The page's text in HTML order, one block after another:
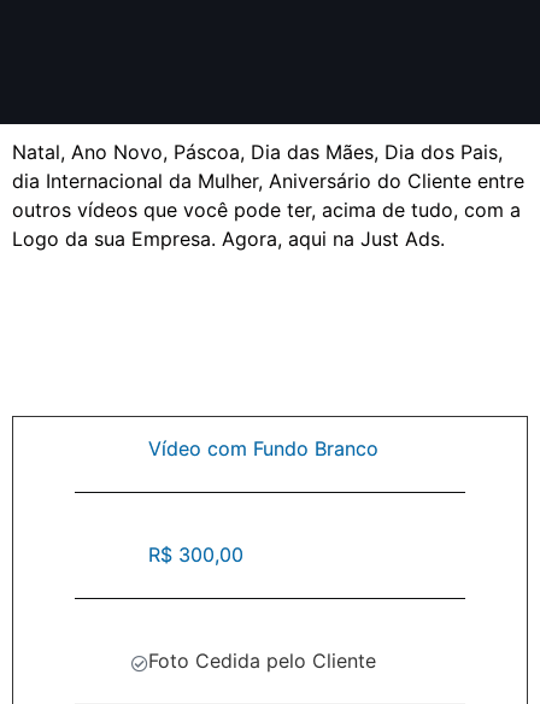
Natal, Ano Novo, Páscoa, Dia das Mães, Dia dos Pais,
dia Internacional da Mulher, Aniversário do Cliente entre
outros vídeos que você pode ter, acima de tudo, com a
Logo da sua Empresa. Agora, aqui na Just Ads.
Vídeo com Fundo Branco
R$ 300,00
Foto Cedida pelo Cliente